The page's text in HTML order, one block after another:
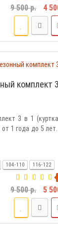
9 500 р. 4
комплект
3 в 1
1 года до 5
104-110 116-122
9 500 р. 5